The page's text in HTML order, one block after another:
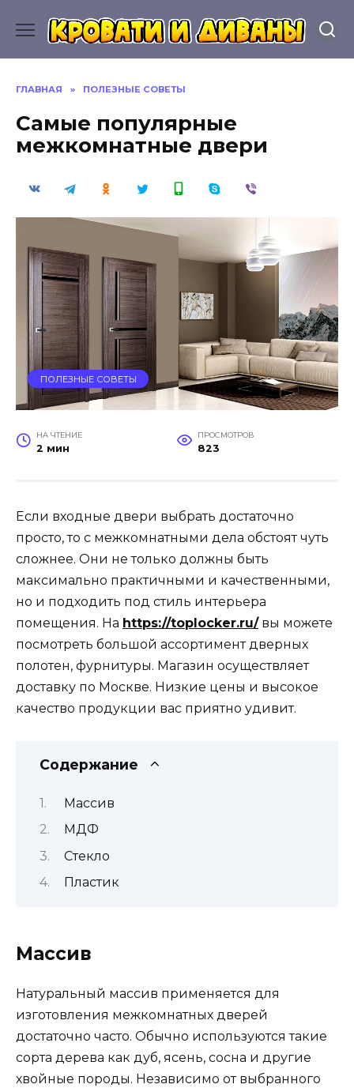
содержанию
ГЛАВНАЯ » ПОЛЕЗНЫЕ СОВЕТЫ
Самые популярные
межкомнатные двери
ПОЛЕЗНЫЕ СОВЕТЫ
НА ЧТЕНИЕ
2 мин
ПРОСМОТРОВ
823
Если входные двери выбрать достаточно
просто, то с межкомнатными дела обстоят чуть
сложнее. Они не только должны быть
максимально практичными и качественными,
но и подходить под стиль интерьера
помещения. На https://toplocker.ru/вы можете
посмотреть большой ассортимент дверных
полотен, фурнитуры. Магазин осуществляет
доставку по Москве. Низкие цены и высокое
качество продукции вас приятно удивит.
Содержание
Массив
МДФ
Стекло
Пластик
Массив
Натуральный массив применяется для
изготовления межкомнатных дверей
достаточно часто. Обычно используются такие
сорта дерева как дуб, ясень, сосна и другие
хвойные породы. Независимо от выбранного